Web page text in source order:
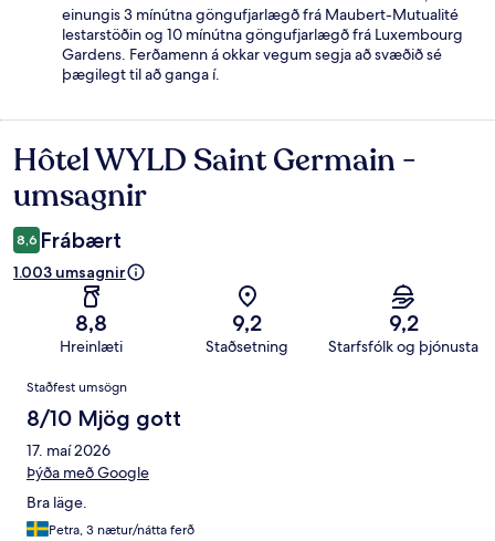
einungis 3 mínútna göngufjarlægð frá Maubert-Mutualité
lestarstöðin og 10 mínútna göngufjarlægð frá Luxembourg
Gardens. Ferðamenn á okkar vegum segja að svæðið sé
þægilegt til að ganga í.
Umsagnir
Hôtel WYLD Saint Germain -
umsagnir
8,6 Frábært
1.003 umsagnir
8,8
Hreinlæti
9,2
Staðsetning
9,2
Starfsfólk og þjónusta
Umsagnir
Staðfest umsögn
8/10 Mjög gott
17. maí 2026
Þýða með Google
Bra läge.
Petra, 3 nætur/nátta ferð